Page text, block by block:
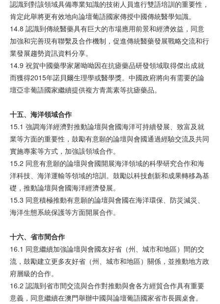
認識到對該領域具備專業知識的技術人員進行雙語培訓的重要性，
肯定此舉將更有效地向論壇葡語國家傳授中國傳統醫學知識。
14.8 認識到傳統醫藥具有巨大的市場應用前景和經濟效益，同意
加強和完善現有聯繫及合作機制，促進傳統醫藥發展戰略交流和行
業發展趨勢資訊資料分享。
14.9 祝賀中國藥學家屠呦呦因在抗瘧藥品研發領域取得傑出成就
而獲得2015年諾貝爾生理學或醫學獎。中國政府將向有需要的論
壇亞非葡語國家繼續提供複方青蒿素等抗瘧藥品。
十五、海洋領域合作
15.1 強調海洋經濟對推動論壇與會國海洋可持續發展、致富及就
業等方面的重要性，鼓勵有意願的論壇與會國通過經驗交流及共同
實施專案等方式，加強該領域合作。
15.2 同意有意願的論壇與會國開展海洋領域的科學研究合作和海
洋科技、海洋運輸等領域的培訓。鼓勵以科技創新和成果轉移為基
礎，推動論壇與會國海洋經濟發展。
15.3 同意積極推動有意願的論壇與會國在海洋環保、防災減災、
海洋生態系統保護等方面開展合作。
十六、省市間合作
16.1 同意繼續加強論壇與會國友好省（州、城市和地區）間的交
流，鼓勵建立更多友好省（州、城市和地區）關係，並推動地方政
府層級的合作。
16.2 認識到省市間交流與合作對推動與會各方經貿合作具有重要
意義，同意繼續在澳門舉辦中國與論壇葡語國家省市長圓桌會。